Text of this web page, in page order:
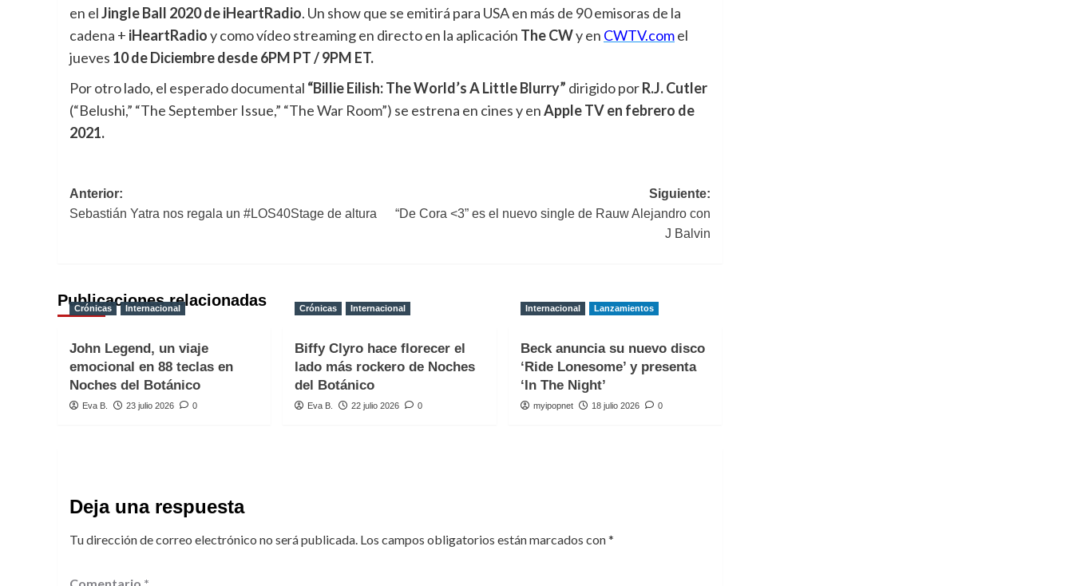
en elJingle Ball 2020 de iHeartRadio. Un show que se emitirá para USA en más de 90 emisoras de la
cadena + iHeartRadioy como vídeo streaming en directo en la aplicación The CWy en CWTV.comel
jueves 10 de Diciembredesde6PM PT / 9PM ET.
Por otro lado, el esperado documental “Billie Eilish: The World’s A Little Blurry” dirigido porR.J. Cutler
(“Belushi,” “The September Issue,” “The War Room”) se estrena en cines y enApple TV en febrero de
2021.
Navegación
de
Anterior:
Sebastián Yatra nos regala un #LOS40Stage de altura
Siguiente:
“De Cora <3” es el nuevo single de Rauw Alejandro con
J Balvin
Publicaciones relacionadas
Crónicas Internacional
John Legend, un viaje
emocional en 88 teclas en
Noches del Botánico
Eva B. 23 julio 2026 0
Crónicas Internacional
Biffy Clyro hace florecer el
lado más rockero de Noches
del Botánico
Eva B. 22 julio 2026 0
Internacional Lanzamientos
Beck anuncia su nuevo disco
‘Ride Lonesome’ y presenta
‘In The Night’
myipopnet 18 julio 2026 0
Deja una respuesta
Tu dirección de correo electrónico no será publicada. Los campos obligatorios están marcados con*
Comentario *